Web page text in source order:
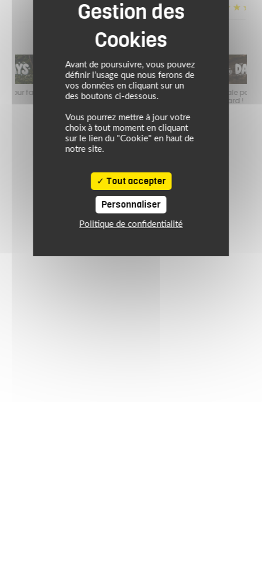
(2)
Jusqu’au 24 août 2026, profitez de l’ambiance estivale pour faire
le plein de bons plans sur l’équipement motard !
Avant de poursuivre, vous pouvez
définir l’usage que nous ferons de
vos données en cliquant sur un
des boutons ci-dessous.
Vous pourrez mettre à jour votre
choix à tout moment en cliquant
sur le lien du "Cookie" en haut de
notre site.
Tout accepter
Personnaliser
Politique de confidentialité